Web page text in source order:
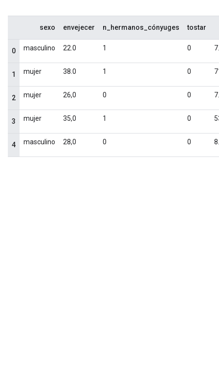
sexo envejecer n_hermanos_cónyuges tostar
0 masculino 22.0 1 0
1 mujer 38.0 1 0
2 mujer 26,0 0 0
3 mujer 35,0 1 0
4 masculino 28,0 0 0